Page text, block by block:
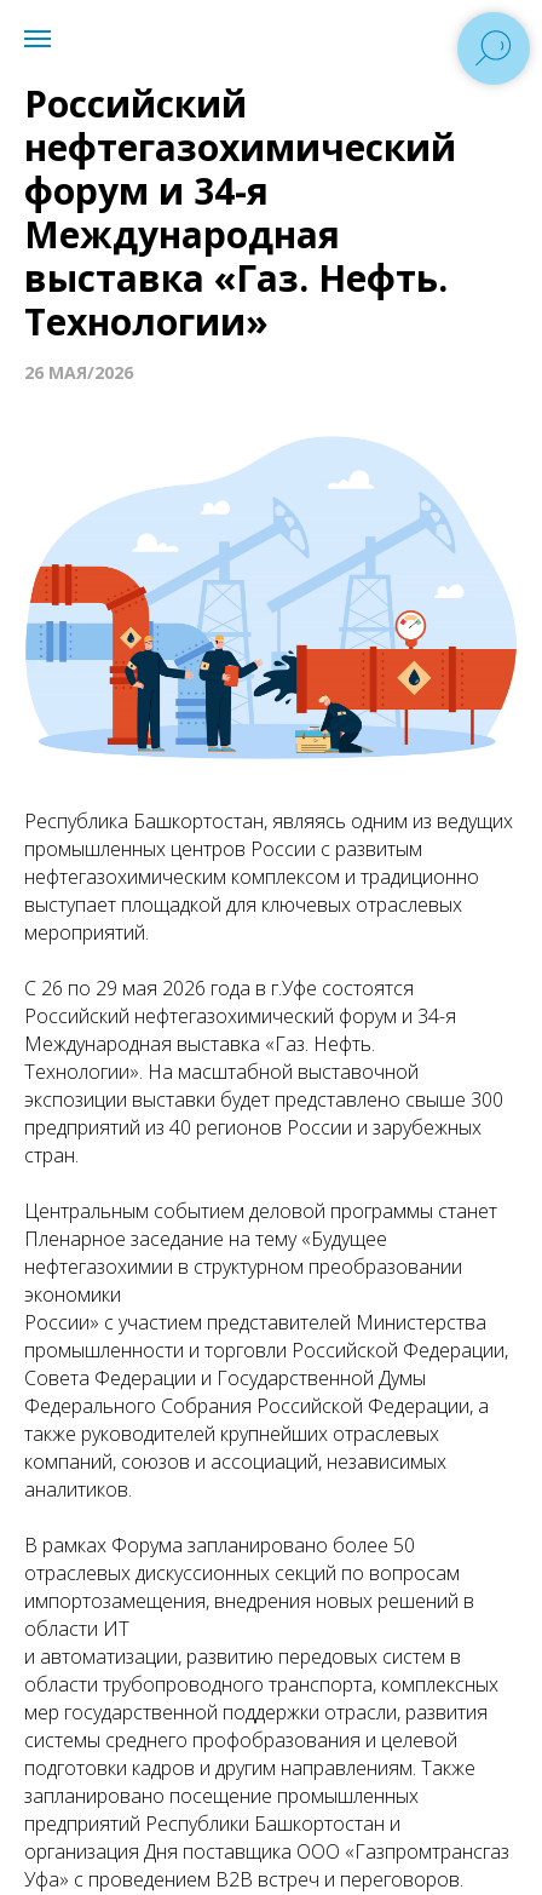
Российский
нефтегазохимический
форум и 34-я
Международная
выставка «Газ. Нефть.
Технологии»
26 МАЯ/2026
Республика Башкортостан, являясь одним из ведущих
промышленных центров России с развитым
нефтегазохимическим комплексом и традиционно
выступает площадкой для ключевых отраслевых
мероприятий.
С 26 по 29 мая 2026 года в г.Уфе состоятся
Российский нефтегазохимический форум и 34-я
Международная выставка «Газ. Нефть.
Технологии». На масштабной выставочной
экспозиции выставки будет представлено свыше 300
предприятий из 40 регионов России и зарубежных
стран.
Центральным событием деловой программы станет
Пленарное заседание на тему «Будущее
нефтегазохимии в структурном преобразовании
экономики
России» с участием представителей Министерства
промышленности и торговли Российской Федерации,
Совета Федерации и Государственной Думы
Федерального Собрания Российской Федерации, а
также руководителей крупнейших отраслевых
компаний, союзов и ассоциаций, независимых
аналитиков.
В рамках Форума запланировано более 50
отраслевых дискуссионных секций по вопросам
импортозамещения, внедрения новых решений в
области ИТ
и автоматизации, развитию передовых систем в
области трубопроводного транспорта, комплексных
мер государственной поддержки отрасли, развития
системы среднего профобразования и целевой
подготовки кадров и другим направлениям. Также
запланировано посещение промышленных
предприятий Республики Башкортостан и
организация Дня поставщика ООО «Газпромтрансгаз
Уфа» с проведением B2B встреч и переговоров.